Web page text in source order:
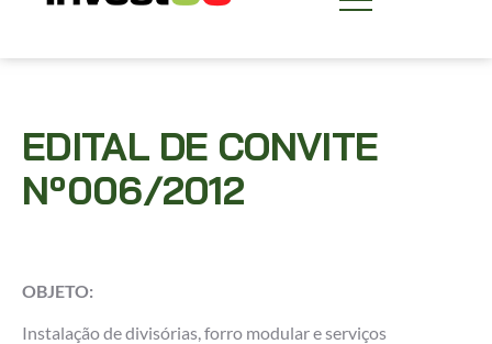
EDITAL DE CONVITE
Nº006/2012
OBJETO:
Instalação de divisórias, forro modular e serviços